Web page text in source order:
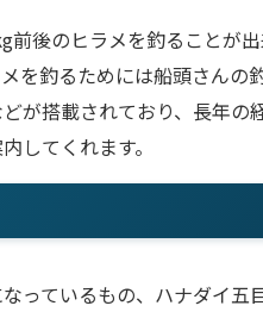
後のヒラメを釣ることが
を釣るためには船頭さんの
が搭載されており、長年の
してくれます。
っているもの、ハナダイ五